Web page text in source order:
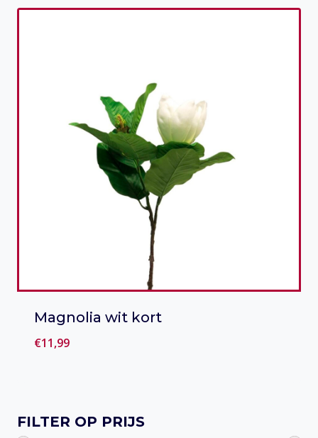
Magnolia wit kort
€11,99
FILTER OP PRIJS